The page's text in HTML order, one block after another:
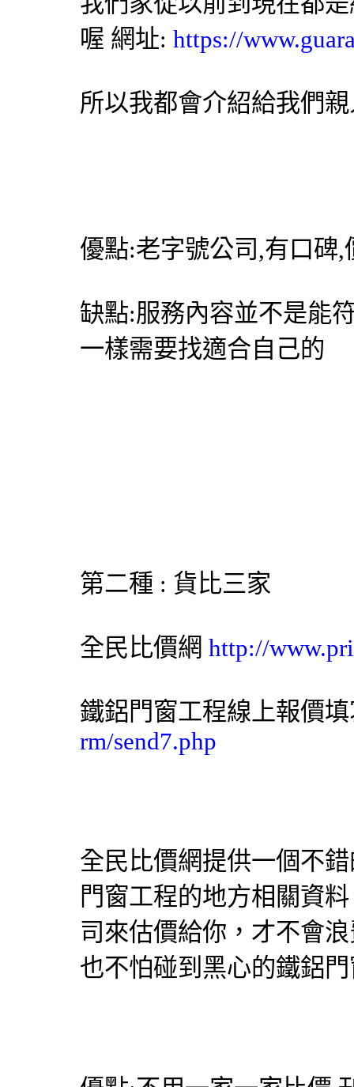
喔 網址: https://
所以我都會介紹給我們
優點:老字號公司,有口碑,
缺點:服務內容並不是能
一樣需要找適合自己的
第二種 : 貨比三家
全民比價網 http://
鐵鋁門窗工程線上報價
rm/send7.php
全民比價網提供一個不
門窗工程的地方相關資
司來估價給你，才不會
也不怕碰到黑心的鐵鋁